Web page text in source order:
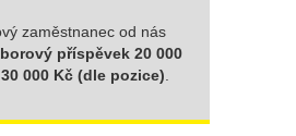
zaměstnanec od nás
příspěvek 20 000
000 Kč (dle pozice)